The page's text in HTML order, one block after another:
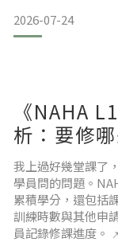
手指南｜免費講座
2026-07-24
《NAHA
析：要修
查進度》
我上過好幾堂課了
學員問的問題。
累積學分，還包括
訓練時數與其他申
員記錄修課進度。